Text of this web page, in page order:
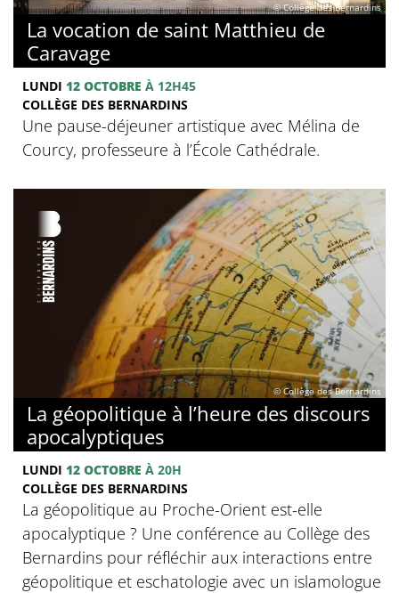
© Collège des Bernardins
La vocation de saint Matthieu de
Caravage
LUNDI 12 OCTOBRE À 12H45
COLLÈGE DES BERNARDINS
Une pause-déjeuner artistique avec Mélina de
Courcy, professeure à l’École Cathédrale.
© Collège des Bernardins
La géopolitique à l’heure des discours
apocalyptiques
LUNDI 12 OCTOBRE À 20H
COLLÈGE DES BERNARDINS
La géopolitique au Proche-Orient est-elle
apocalyptique ? Une conférence au Collège des
Bernardins pour réfléchir aux interactions entre
géopolitique et eschatologie avec un islamologue